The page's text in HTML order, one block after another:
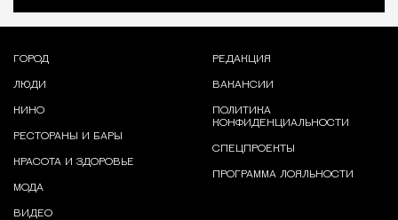
ГОРОД
ЛЮДИ
КИНО
РЕСТОРАНЫ И БАРЫ
КРАСОТА И ЗДОРОВЬЕ
МОДА
ВИДЕО
РЕДАКЦИЯ
ВАКАНСИИ
ПОЛИТИКА
КОНФИДЕНЦИАЛЬНОСТИ
СПЕЦПРОЕКТЫ
ПРОГРАММА ЛОЯЛЬНОСТИ